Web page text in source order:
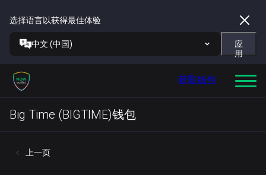
选择语言以获得最佳体验
中文 (中国)
应
用
获取钱包
Big Time (BIGTIME)钱包
上一页